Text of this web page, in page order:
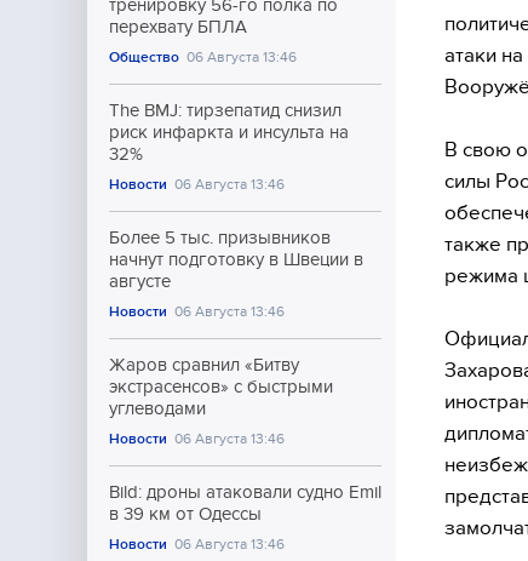
тренировку 56-го полка по
перехвату БПЛА
Общество 06 Августа 13:46
The BMJ: тирзепатид снизил
риск инфаркта и инсульта на
32%
Новости 06 Августа 13:46
Более 5 тыс. призывников
начнут подготовку в Швеции в
августе
Новости 06 Августа 13:46
Жаров сравнил «Битву
экстрасенсов» с быстрыми
углеводами
Новости 06 Августа 13:46
Bild: дроны атаковали судно Emil
в 39 км от Одессы
Новости 06 Августа 13:46
атаки
В свою
силы
также
режима